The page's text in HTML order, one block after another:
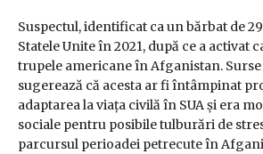
Suspectul, identificat ca un bărbat de
Statele Unite în 2021, după ce a activat
trupele americane în Afganistan.
sugerează că acesta ar fi întâmpinat
adaptarea la viața civilă în SUA și era
sociale pentru posibile tulburări de
parcursul perioadei petrecute în